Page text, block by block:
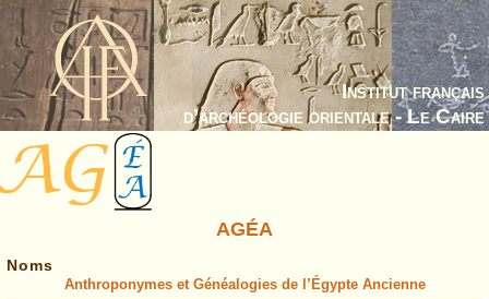
Institut français
d’archéologie orientale - Le Caire
AGÉA
Noms
Anthroponymes et Généalogies de l’Égypte Ancienne